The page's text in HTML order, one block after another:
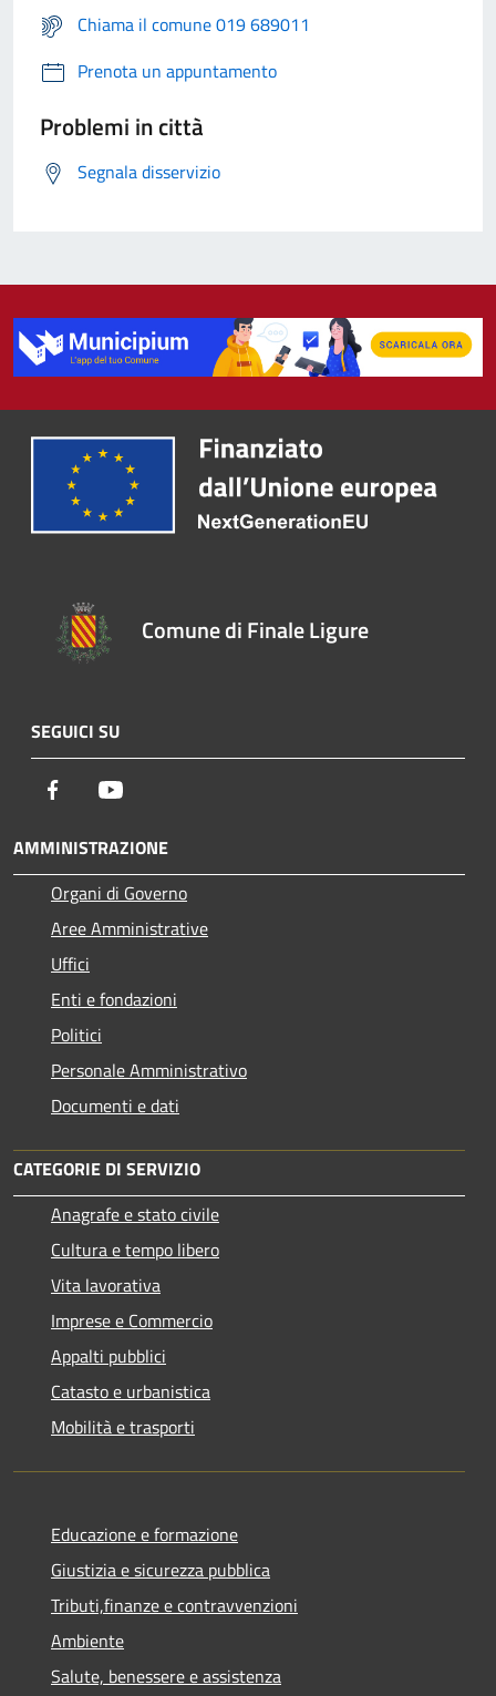
Chiama il comune 019 689011
Prenota un appuntamento
Problemi in città
Segnala disservizio
Comune di Finale Ligure
SEGUICI SU
Facebook
AMMINISTRAZIONE
Organi di Governo
Aree Amministrative
Uffici
Enti e fondazioni
Politici
Personale Amministrativo
Documenti e dati
CATEGORIE DI SERVIZIO
Anagrafe e stato civile
Cultura e tempo libero
Vita lavorativa
Imprese e Commercio
Appalti pubblici
Catasto e urbanistica
Mobilità e trasporti
Educazione e formazione
Giustizia e sicurezza pubblica
Tributi,finanze e contravvenzioni
Ambiente
Salute, benessere e assistenza